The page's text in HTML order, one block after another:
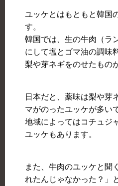
ユッケとはもともと韓国
す。
韓国では、生の牛肉（ラ
にして塩とゴマ油の調味
梨や芽ネギをのせたもの
日本だと、薬味は梨や芽
マがのったユッケが多い
地域によってはコチュジ
ユッケもあります。
また、牛肉のユッケと聞
れたんじゃなかった？」